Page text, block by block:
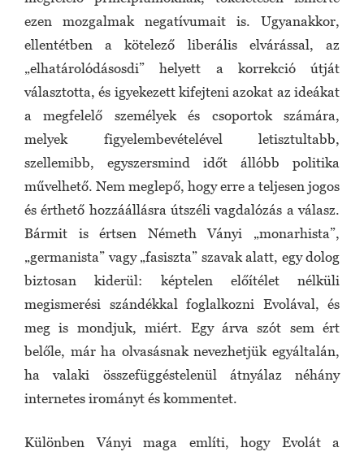
ezen mozgalmak negatívumait is. Ugyanakkor,
ellentétben a kötelező liberális elvárással, az
„elhatárolódásosdi” helyett a korrekció útját
választotta, és igyekezett kifejteni azokat az ideákat
a megfelelő személyek és csoportok számára,
melyek figyelembevételével letisztultabb,
szellemibb, egyszersmind időt állóbb politika
művelhető. Nem meglepő, hogy erre a teljesen jogos
és érthető hozzáállásra útszéli vagdalózás a válasz.
Bármit is értsen Németh Ványi „monarhista”,
„germanista” vagy „fasiszta” szavak alatt, egy dolog
biztosan kiderül: képtelen előítélet nélküli
megismerési szándékkal foglalkozni Evolával, és
meg is mondjuk, miért. Egy árva szót sem ért
belőle, már ha olvasásnak nevezhetjük egyáltalán,
ha valaki összefüggéstelenül átnyálaz néhány
internetes irományt és kommentet.
Különben Ványi maga említi, hogy Evolát a